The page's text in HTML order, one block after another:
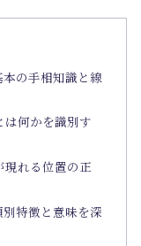
の手相知識と線
何かを識別す
れる位置の正
特徴と意味を深